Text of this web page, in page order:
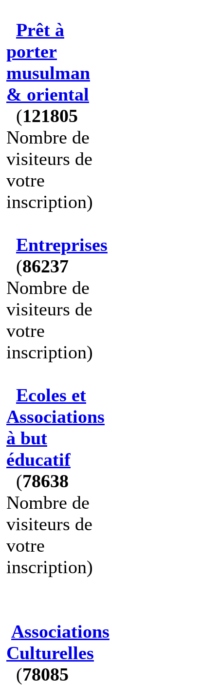
Prêt à
porter
musulman
& oriental
(121805
Nombre de
visiteurs de
votre
inscription)
Entreprises
(86237
Nombre de
visiteurs de
votre
inscription)
Ecoles et
Associations
à but
éducatif
(78638
Nombre de
visiteurs de
votre
inscription)
Associations
Culturelles
(78085